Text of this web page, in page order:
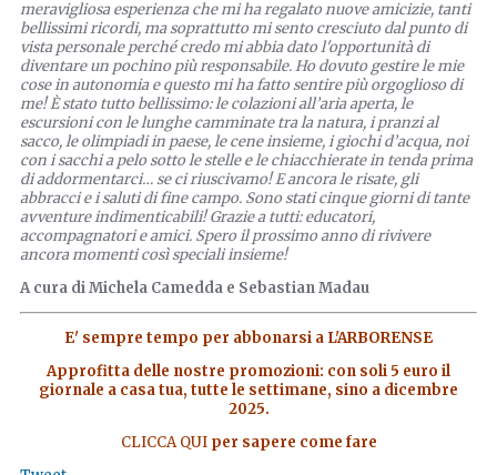
meravigliosa esperienza che mi ha regalato nuove amicizie, tanti
bellissimi ricordi, ma soprattutto mi sento cresciuto dal punto di
vista personale perché credo mi abbia dato l'opportunità di
diventare un pochino più responsabile. Ho dovuto gestire le mie
cose in autonomia e questo mi ha fatto sentire più orgoglioso di
me! È stato tutto bellissimo: le colazioni all’aria aperta, le
escursioni con le lunghe camminate tra la natura, i pranzi al
sacco, le olimpiadi in paese, le cene insieme, i giochi d’acqua, noi
con i sacchi a pelo sotto le stelle e le chiacchierate in tenda prima
di addormentarci… se ci riuscivamo! E ancora le risate, gli
abbracci e i saluti di fine campo. Sono stati cinque giorni di tante
avventure indimenticabili! Grazie a tutti: educatori,
accompagnatori e amici. Spero il prossimo anno di rivivere
ancora momenti così speciali insieme!
A cura di Michela Camedda e Sebastian Madau
E' sempre tempo per abbonarsi a L'ARBORENSE
Approfitta delle nostre promozioni: con soli 5 euro il
giornale a casa tua, tutte le settimane, sino a dicembre
2025.
CLICCA QUIper sapere come fare